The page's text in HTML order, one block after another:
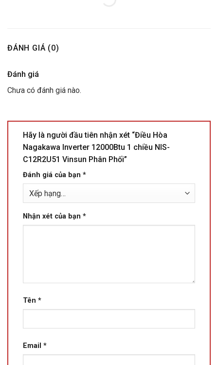
ĐÁNH GIÁ (0)
Đánh giá
Chưa có đánh giá nào.
Hãy là người đầu tiên nhận xét “Điều Hòa
Nagakawa Inverter 12000Btu 1 chiều NIS-
C12R2U51 Vinsun Phân Phối”
Đánh giá của bạn *
Nhận xét của bạn *
Tên *
Email *